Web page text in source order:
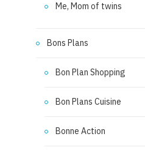
Me, Mom of twins
Bons Plans
Bon Plan Shopping
Bon Plans Cuisine
Bonne Action